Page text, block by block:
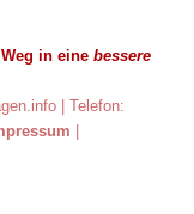
Weg in einebessere
| Telefon: